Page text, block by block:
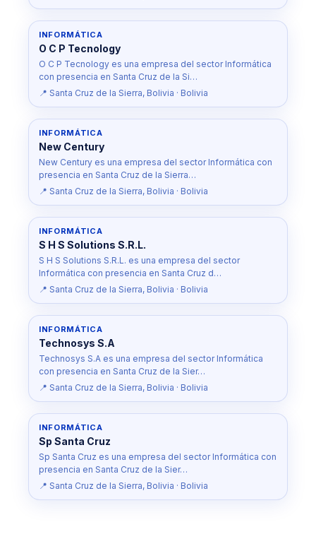
INFORMÁTICA
O C P Tecnology
O C P Tecnology es una empresa del sector Informática
con presencia en Santa Cruz de la Si…
📍 Santa Cruz de la Sierra, Bolivia · Bolivia
INFORMÁTICA
New Century
New Century es una empresa del sector Informática con
presencia en Santa Cruz de la Sierra…
📍 Santa Cruz de la Sierra, Bolivia · Bolivia
INFORMÁTICA
S H S Solutions S.R.L.
S H S Solutions S.R.L. es una empresa del sector
Informática con presencia en Santa Cruz d…
📍 Santa Cruz de la Sierra, Bolivia · Bolivia
INFORMÁTICA
Technosys S.A
Technosys S.A es una empresa del sector Informática
con presencia en Santa Cruz de la Sier…
📍 Santa Cruz de la Sierra, Bolivia · Bolivia
INFORMÁTICA
Sp Santa Cruz
Sp Santa Cruz es una empresa del sector Informática con
presencia en Santa Cruz de la Sier…
📍 Santa Cruz de la Sierra, Bolivia · Bolivia